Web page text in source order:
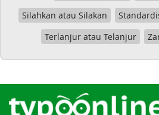
Silahkan atau Silakan
Terlanjur atau Telanjur